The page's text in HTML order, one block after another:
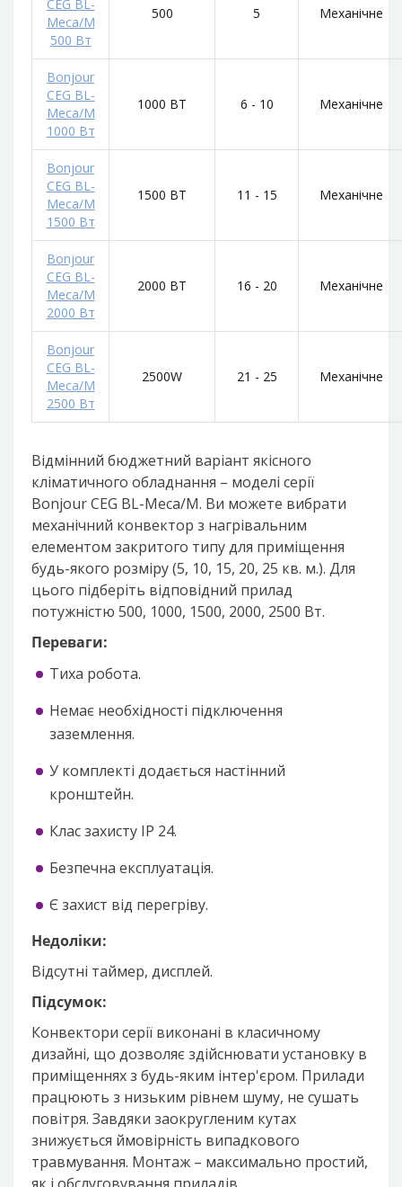
CEG BL-
Meca/M
500 Вт
500 5 Механічне
Bonjour
CEG BL-
Meca/M
1000 Вт
1000 ВТ 6 - 10 Механічне
Bonjour
CEG BL-
Meca/M
1500 Вт
1500 ВТ 11 - 15 Механічне
Bonjour
CEG BL-
Meca/M
2000 Вт
2000 ВТ 16 - 20 Механічне
Bonjour
CEG BL-
Meca/M
2500 Вт
2500W 21 - 25 Механічне
Відмінний бюджетний варіант якісного
кліматичного обладнання – моделі серії
Bonjour CEG BL-Meca/M. Ви можете вибрати
механічний конвектор з нагрівальним
елементом закритого типу для приміщення
будь-якого розміру (5, 10, 15, 20, 25 кв. м.). Для
цього підберіть відповідний прилад
потужністю 500, 1000, 1500, 2000, 2500 Вт.
Переваги:
Тиха робота.
Немає необхідності підключення
заземлення.
У комплекті додається настінний
кронштейн.
Клас захисту IP 24.
Безпечна експлуатація.
Є захист від перегріву.
Недоліки:
Відсутні таймер, дисплей.
Підсумок:
Конвектори серії виконані в класичному
дизайні, що дозволяє здійснювати установку в
приміщеннях з будь-яким інтер'єром. Прилади
працюють з низьким рівнем шуму, не сушать
повітря. Завдяки заокругленим кутах
знижується ймовірність випадкового
травмування. Монтаж – максимально простий,